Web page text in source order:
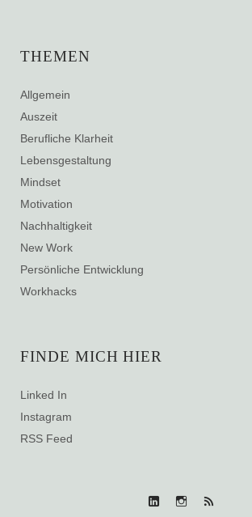
THEMEN
Allgemein
Auszeit
Berufliche Klarheit
Lebensgestaltung
Mindset
Motivation
Nachhaltigkeit
New Work
Persönliche Entwicklung
Workhacks
FINDE MICH HIER
Linked In
Instagram
RSS Feed